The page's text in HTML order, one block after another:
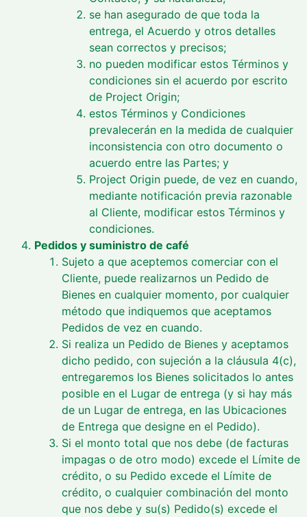
se han asegurado de que toda la
entrega, el Acuerdo y otros detalles
sean correctos y precisos;
no pueden modificar estos Términos y
condiciones sin el acuerdo por escrito
de Project Origin;
estos Términos y Condiciones
prevalecerán en la medida de cualquier
inconsistencia con otro documento o
acuerdo entre las Partes; y
Project Origin puede, de vez en cuando,
mediante notificación previa razonable
al Cliente, modificar estos Términos y
condiciones.
Pedidos y suministro de café
Sujeto a que aceptemos comerciar con el
Cliente, puede realizarnos un Pedido de
Bienes en cualquier momento, por cualquier
método que indiquemos que aceptamos
Pedidos de vez en cuando.
Si realiza un Pedido de Bienes y aceptamos
dicho pedido, con sujeción a la cláusula 4(c),
entregaremos los Bienes solicitados lo antes
posible en el Lugar de entrega (y si hay más
de un Lugar de entrega, en las Ubicaciones
de Entrega que designe en el Pedido).
Si el monto total que nos debe (de facturas
impagas o de otro modo) excede el Límite de
crédito, o su Pedido excede el Límite de
crédito, o cualquier combinación del monto
que nos debe y su(s) Pedido(s) excede el